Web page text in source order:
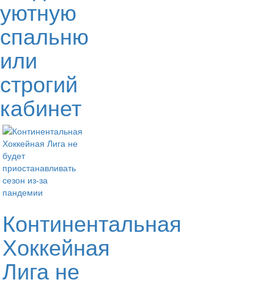
уютную
спальню
или
строгий
кабинет
Континентальная
Хоккейная
Лига не